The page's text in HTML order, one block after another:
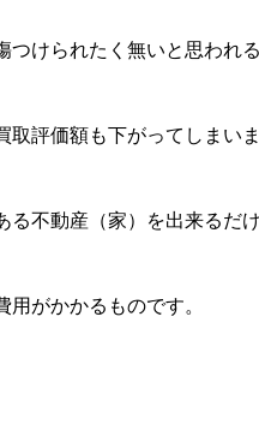
つけられたく無いと思われ
評価額も下がってしまいま
る不動産（家）を出来るだ
用がかかるものです。